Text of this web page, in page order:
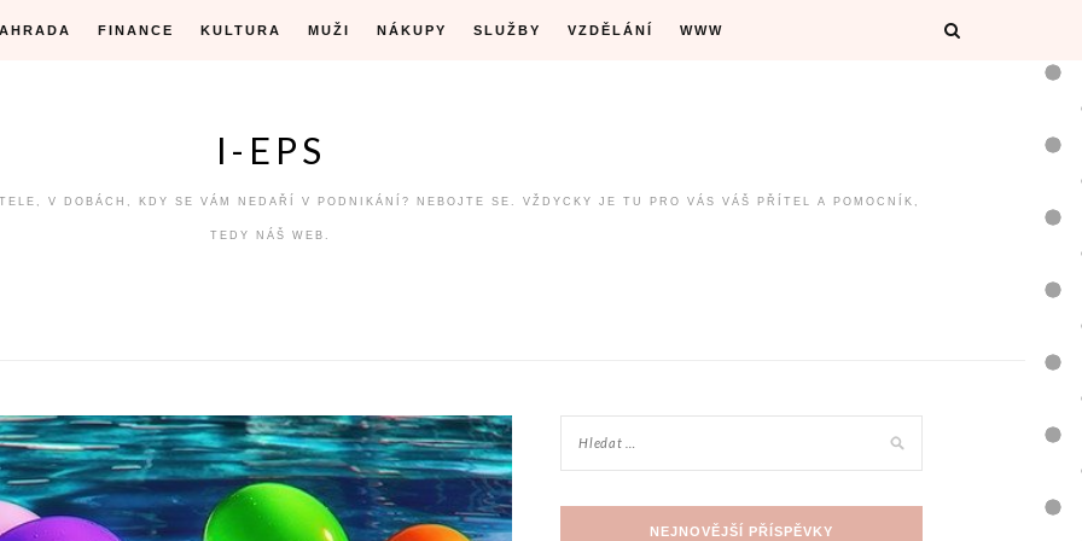
FINANCE KULTURA MUŽI NÁKUPY SLUŽBY VZDĚLÁNÍ WWW
I-EPS
V DOBÁCH, KDY SE VÁM NEDAŘÍ V PODNIKÁNÍ? NEBOJTE SE. VŽDYCKY JE TU PRO VÁS VÁŠ PŘÍTEL A POMOCNÍK,
TEDY NÁŠ WEB.
NEJNOVĚJŠÍ PŘÍSPĚVKY